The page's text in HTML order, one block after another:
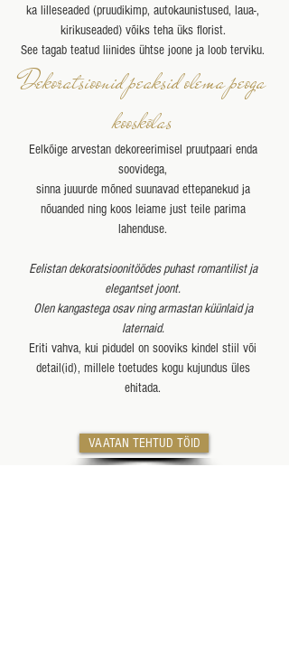
ka lilleseaded (pruudikimp, autokaunistused, laua-,
kirikuseaded) võiks teha üks florist.
See tagab teatud liinides ühtse joone ja loob terviku.
Dekoratsioonid peaksid olema peoga
kooskõlas
Eelkõige arvestan dekoreerimisel pruutpaari enda
soovidega,
sinna juuurde mõned suunavad ettepanekud ja
nõuanded ning koos leiame just teile parima
lahenduse.
Eelistan dekoratsioonitöödes puhast romantilist ja
elegantset joont.
Olen kangastega osav ning armastan küünlaid ja
laternaid.
Eriti vahva, kui pidudel on sooviks kindel stiil või
detail(id), millele toetudes kogu kujundus üles
ehitada.
VAATAN TEHTUD TÖID